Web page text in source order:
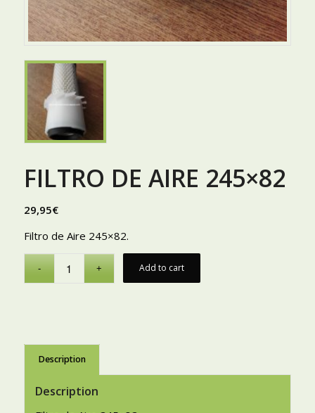
FILTRO DE AIRE 245×82
29,95€
Filtro de Aire 245×82.
Add to cart
Description
Description